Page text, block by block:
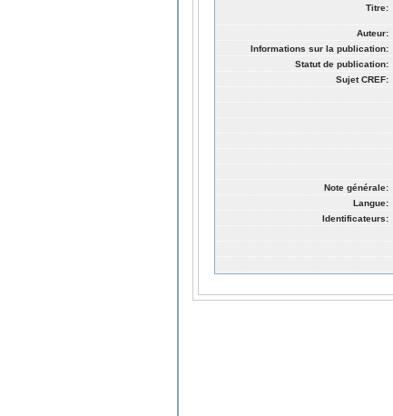
Titre:
Auteur:
Informations sur la publication:
Statut de publication:
Sujet CREF:
Note générale:
Langue:
Identificateurs: